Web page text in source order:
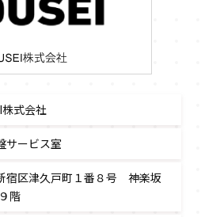
株式会社
サービス室
宿区津久戸町１番８号 神楽坂
階